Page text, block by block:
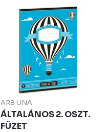
ARS UNA
ÁLTALÁNOS 2. OSZT.
FÜZET